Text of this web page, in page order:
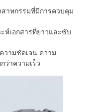
าหกรรมที่มีการควบคุม
ห์เอกสารที่ยาวและซับ
ามชัดเจน ความ
ว่าความเร็ว